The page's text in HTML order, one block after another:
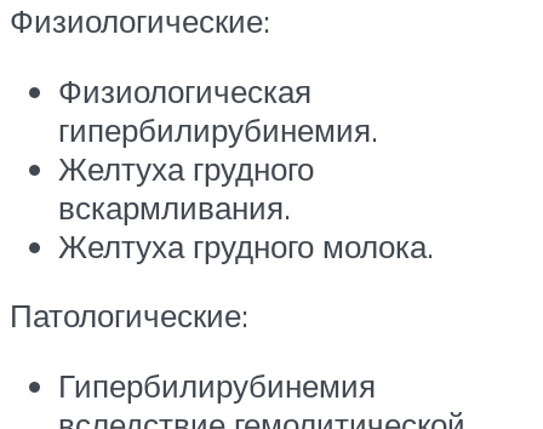
Физиологические:
Физиологическая
гипербилирубинемия.
Желтуха грудного
вскармливания.
Желтуха грудного молока.
Патологические:
Гипербилирубинемия